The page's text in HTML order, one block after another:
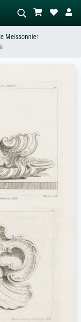
nudo in piedi vicino a un
Meissonnier